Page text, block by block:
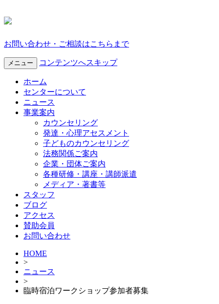
お問い合わせ・ご相談はこちらまで
メニュー コンテンツへスキップ
ホーム
センターについて
ニュース
事業案内
カウンセリング
発達・心理アセスメント
子どものカウンセリング
法務関係ご案内
企業・団体ご案内
各種研修・講座・講師派遣
メディア・著書等
スタッフ
ブログ
アクセス
賛助会員
お問い合わせ
HOME
>
ニュース
>
臨時宿泊ワークショップ参加者募集